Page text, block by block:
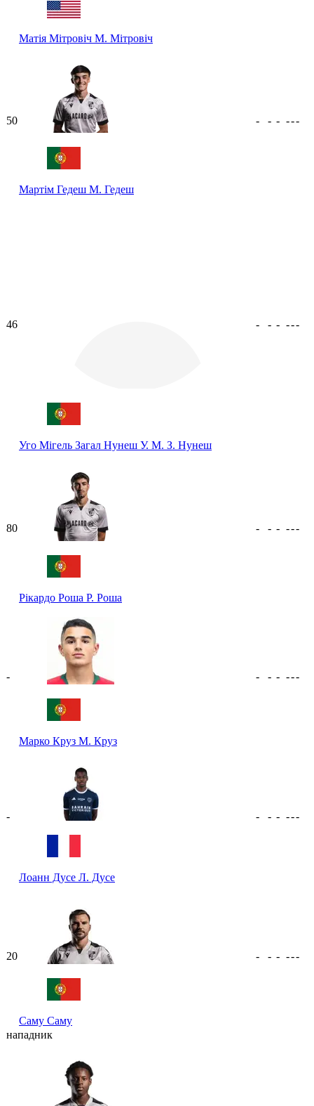
Матія Мітровіч М. Мітровіч
50
Мартім Гедеш М. Гедеш
- - - ---
46
Уго Мігель Загал Нунеш У. М. З. Нунеш
- - - ---
80
Рікардо Роша Р. Роша
- - - ---
-
Марко Круз М. Круз
- - - ---
-
Лоанн Дусе Л. Дусе
- - - ---
20
Саму Саму
- - - ---
нападник